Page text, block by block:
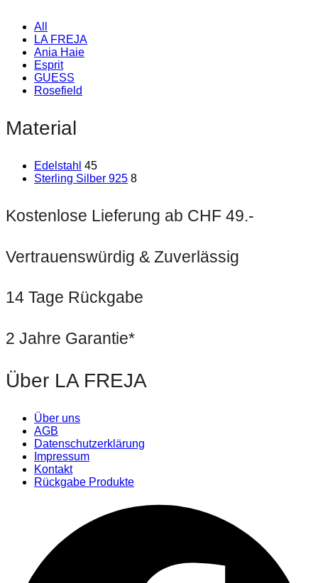
All
LA FREJA
Ania Haie
Esprit
GUESS
Rosefield
Material
Edelstahl 45
Sterling Silber 925 8
Kostenlose Lieferung ab CHF 49.-
Vertrauenswürdig & Zuverlässig
14 Tage Rückgabe
2 Jahre Garantie*
Über LA FREJA
Über uns
AGB
Datenschutzerklärung
Impressum
Kontakt
Rückgabe Produkte